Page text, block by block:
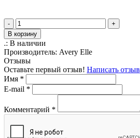
-
+
В корзину
.: В наличии
Производитель: Avery Elle
Отзывы
Оставьте первый отзыв! Написать отзыв
Имя *
E-mail *
Комментарий *